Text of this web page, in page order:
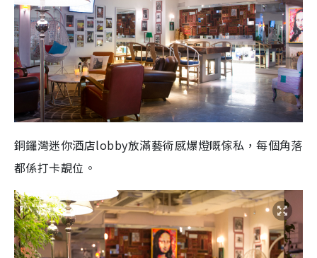
銅鑼灣迷你酒店lobby放滿藝術感爆燈嘅傢私，每個角落
都係打卡靚位。